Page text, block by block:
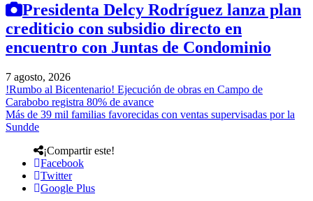
Presidenta Delcy Rodríguez lanza plan
crediticio con subsidio directo en
encuentro con Juntas de Condominio
7 agosto, 2026
!Rumbo al Bicentenario! Ejecución de obras en Campo de
Carabobo registra 80% de avance
Más de 39 mil familias favorecidas con ventas supervisadas por la
Sundde
¡Compartir este!
Facebook
Twitter
Google Plus